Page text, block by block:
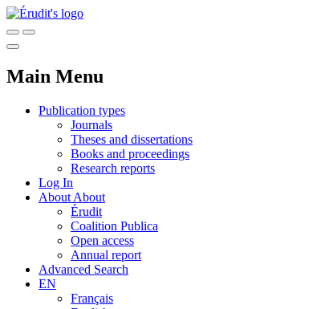
Main Menu
Publication types
Journals
Theses and dissertations
Books and proceedings
Research reports
Log In
About About
Érudit
Coalition Publica
Open access
Annual report
Advanced Search
EN
Français